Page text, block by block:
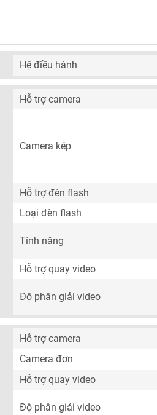
Hệ điều hành
Hỗ trợ camera
Camera kép
Hỗ trợ đèn flash
Loại đèn flash
Tính năng
Hỗ trợ quay video
Độ phân giải video
Hỗ trợ camera
Camera đơn
Hỗ trợ quay video
Độ phân giải video